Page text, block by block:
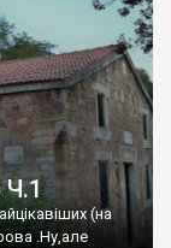
Ч.1
(на
.Ну,але